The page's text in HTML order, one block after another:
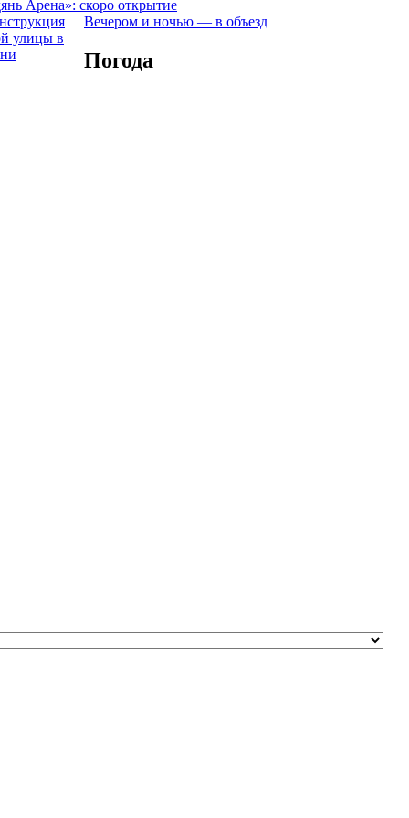
Арена»: скоро открытие
Вечером и ночью — в объезд
Погода